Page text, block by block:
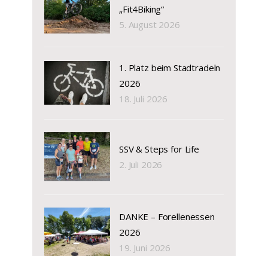
„Fit4Biking“
5. August 2026
1. Platz beim Stadtradeln
2026
18. Juli 2026
SSV & Steps for Life
2. Juli 2026
DANKE – Forellenessen
2026
19. Juni 2026